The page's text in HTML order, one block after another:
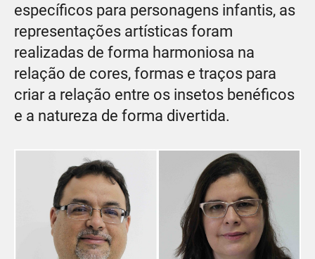
específicos para personagens infantis, as
representações artísticas foram
realizadas de forma harmoniosa na
relação de cores, formas e traços para
criar a relação entre os insetos benéficos
e a natureza de forma divertida.